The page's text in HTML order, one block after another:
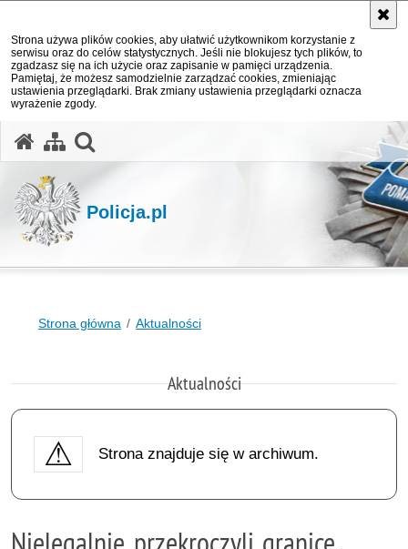
Strona używa plików cookies, aby ułatwić użytkownikom korzystanie z
serwisu oraz do celów statystycznych. Jeśli nie blokujesz tych plików, to
zgadzasz się na ich użycie oraz zapisanie w pamięci urządzenia.
Pamiętaj, że możesz samodzielnie zarządzać cookies, zmieniając
ustawienia przeglądarki. Brak zmiany ustawienia przeglądarki oznacza
wyrażenie zgody.
Policja.pl
Strona główna Aktualności
Aktualności
Strona znajduje się w archiwum.